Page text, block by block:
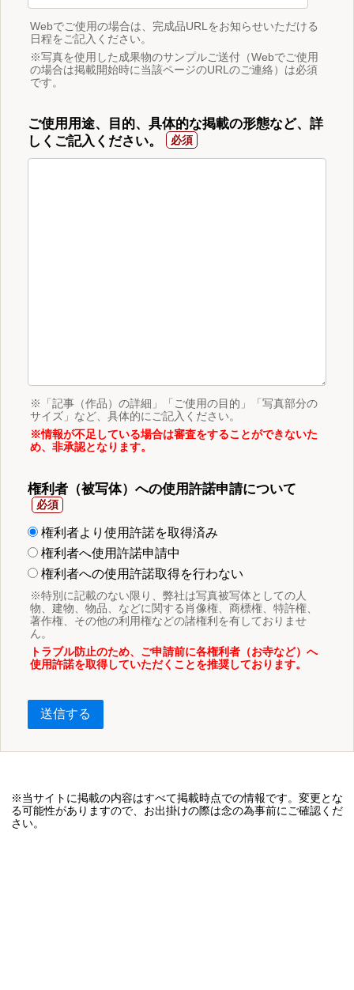
Webでご使用の場合は、完成品URLをお知らせいただける
日程をご記入ください。
※写真を使用した成果物のサンプルご送付（Webでご使用
の場合は掲載開始時に当該ページのURLのご連絡）は必須
です。
ご使用用途、目的、具体的な掲載の形態など、詳
しくご記入ください。
※「記事（作品）の詳細」「ご使用の目的」「写真部分の
サイズ」など、具体的にご記入ください。
※情報が不足している場合は審査をすることができないた
め、非承認となります。
権利者（被写体）への使用許諾申請について
権利者より使用許諾を取得済み
権利者へ使用許諾申請中
権利者への使用許諾取得を行わない
※特別に記載のない限り、弊社は写真被写体としての人
物、建物、物品、などに関する肖像権、商標権、特許権、
著作権、その他の利用権などの諸権利を有しておりませ
ん。
トラブル防止のため、ご申請前に各権利者（お寺など）へ
使用許諾を取得していただくことを推奨しております。
送信する
※当サイトに掲載の内容はすべて掲載時点での情報です。変更とな
る可能性がありますので、お出掛けの際は念の為事前にご確認くだ
さい。